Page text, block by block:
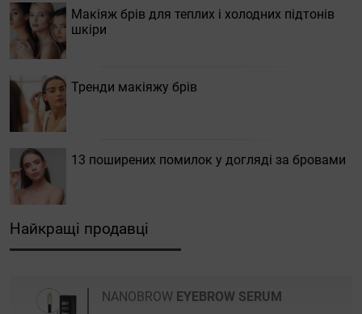
Макіяж брів для теплих і холодних підтонів
шкіри
Тренди макіяжу брів
13 поширених помилок у догляді за бровами
Найкращі продавці
NANOBROW EYEBROW SERUM